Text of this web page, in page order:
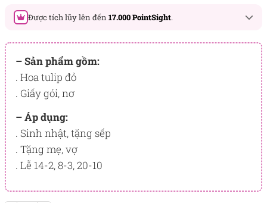
Được tích lũy lên đến 17.000 PointSight.
Đây là số PointSight ước tính bạn sẽ được tích lũy khi mua
sản phẩm hôm nay, tương ứng với quyền lợi hạng
BẠCH KIM
PointSight có giá trị dùng để trừ trực tiếp vào đơn hàng hoặc
Đăng nhập
hoặc Đăng ký
chính xác nhất dành cho bạn.
– Sản phẩm gồm:
. Hoa tulip đỏ
. Giấy gói, nơ
– Áp dụng:
. Sinh nhật, tặng sếp
. Tặng mẹ, vợ
. Lễ 14-2, 8-3, 20-10